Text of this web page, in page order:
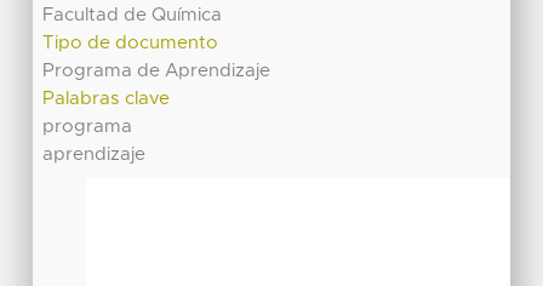
Facultad de Química
Tipo de documento
Programa de Aprendizaje
Palabras clave
programa
aprendizaje